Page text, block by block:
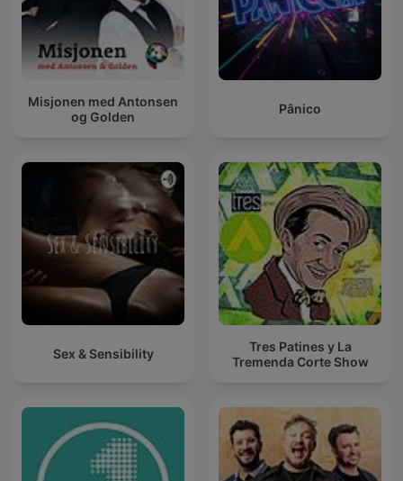
Misjonen med Antonsen
og Golden
Pânico
Sex & Sensibility
Tres Patines y La
Tremenda Corte Show